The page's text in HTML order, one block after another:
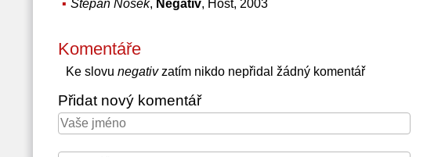
Štěpán Nosek, Negativ, Host, 2003
Komentáře
Ke slovu negativzatím nikdo nepřidal žádný komentář
Přidat nový komentář